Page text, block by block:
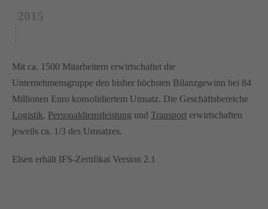
2015
Mit ca. 1500 Mitarbeitern erwirtschaftet die
Unternehmensgruppe den bisher höchsten Bilanzgewinn bei 84
Millionen Euro konsolidiertem Umsatz. Die Geschäftsbereiche
Logistik, Personaldienstleistung und Transport erwirtschaften
jeweils ca. 1/3 des Umsatzes.
Elsen erhält IFS-Zertifikat Version 2.1